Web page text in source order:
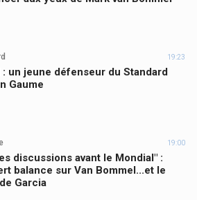
19:23
un jeune défenseur du Standard
Gaume
19:00
discussions avant le Mondial" :
balance sur Van Bommel...et le
Garcia